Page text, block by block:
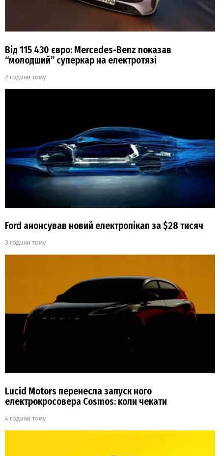
Від 115 430 євро: Mercedes-Benz показав
“молодший” суперкар на електротязі
2 години тому
Ford анонсував новий електропікап за $28 тисяч
3 години тому
Lucid Motors перенесла запуск ного
електрокросовера Cosmos: коли чекати
4 години тому